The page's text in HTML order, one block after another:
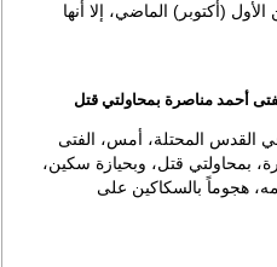
(أكتوبر) الماضي، إلا أنها
أحمد مناصرة بمحاولتي قتل
القدس المحتلة، أمس، الفتى
بمحاولتي قتل، وبحيازة سكين،
هجوماً بالسكاكين على